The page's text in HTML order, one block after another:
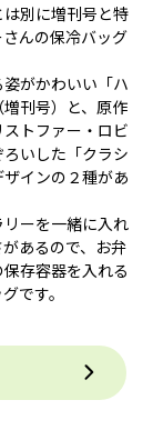
別に増刊号と特
んの保冷バッグ
がかわいい「ハ
刊号）と、原作
トファー・ロビ
いした「クラシ
インの２種があ
ーを一緒に入れ
あるので、お弁
存容器を入れる
です。